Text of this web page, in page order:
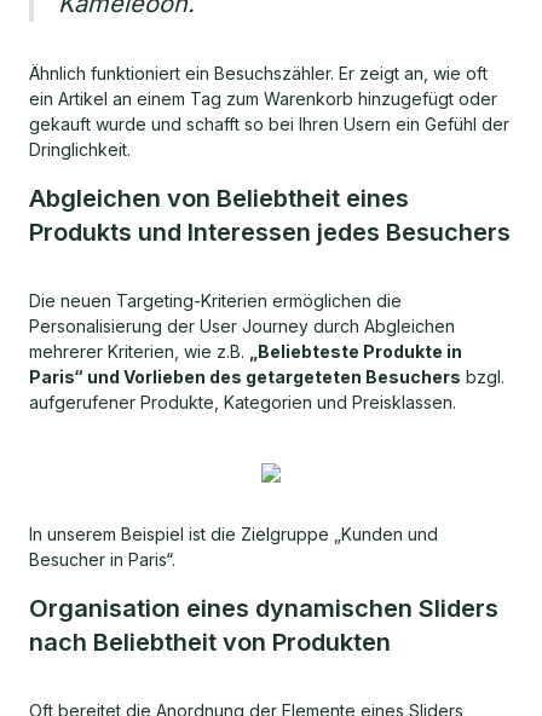
Ähnlich funktioniert ein Besuchszähler. Er zeigt an, wie oft
ein Artikel an einem Tag zum Warenkorb hinzugefügt oder
gekauft wurde und schafft so bei Ihren Usern ein Gefühl der
Dringlichkeit.
Abgleichen von Beliebtheit eines
Produkts und Interessen jedes Besuchers
Die neuen Targeting-Kriterien ermöglichen die
Personalisierung der User Journey durch Abgleichen
mehrerer Kriterien, wie z.B.
„Beliebteste Produkte in
Paris“ und Vorlieben des getargeteten Besuchers bzgl.
aufgerufener Produkte, Kategorien und Preisklassen.
In unserem Beispiel ist die Zielgruppe „Kunden und
Besucher in Paris“.
Organisation eines dynamischen Sliders
nach Beliebtheit von Produkten
Oft bereitet die Anordnung der Elemente eines Sliders